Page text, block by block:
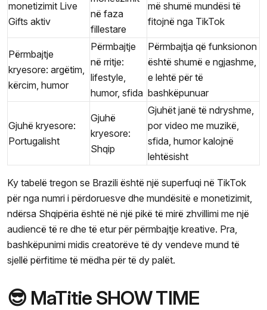
monetizimit Live
Gifts aktiv
në faza
fillestare
më shumë mundësi të
fitojnë nga TikTok
Përmbajtje
kryesore: argëtim,
kërcim, humor
Përmbajtje
në rritje:
lifestyle,
humor, sfida
Përmbajtja që funksionon
është shumë e ngjashme,
e lehtë për të
bashkëpunuar
Gjuhë kryesore:
Portugalisht
Gjuhë
kryesore:
Shqip
Gjuhët janë të ndryshme,
por video me muzikë,
sfida, humor kalojnë
lehtësisht
Ky tabelë tregon se Brazili është një superfuqi në TikTok
për nga numri i përdoruesve dhe mundësitë e monetizimit,
ndërsa Shqipëria është në një pikë të mirë zhvillimi me një
audiencë të re dhe të etur për përmbajtje kreative. Pra,
bashkëpunimi midis creatorëve të dy vendeve mund të
sjellë përfitime të mëdha për të dy palët.
😎 MaTitie SHOW TIME